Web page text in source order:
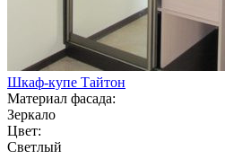
Шкаф-купе Тайтон
Материал фасада:
Зеркало
Цвет:
Светлый